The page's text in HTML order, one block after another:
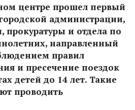
центре прошел первый
администрации,
прокуратуры и отдела по
направленный
правил
и пресечение поездок
детей до 14 лет. Такие
проводить